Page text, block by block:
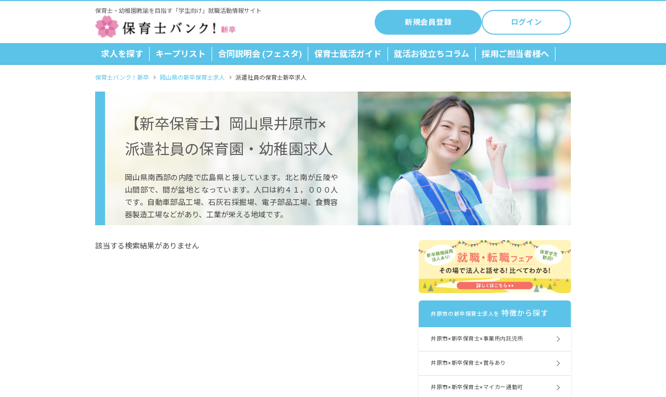
保育士・幼稚園教諭を目指す「学生向け」就職活動情報サイト
新規会員登録 ログイン
求人を探す キープリスト 合同説明会 (フェスタ) 保育士就活ガイド 就活お役立ちコラム 採用ご担当者様へ
保育士バンク！新卒 岡山県の新卒保育士求人 派遣社員の保育士新卒求人
【新卒保育士】岡山県井原市×
派遣社員の保育園・幼稚園求人
岡山県南西部の内陸で広島県と接しています。北と南が丘陵や
山間部で、間が盆地となっています。人口は約４１，０００人
です。自動車部品工場、石灰石採掘場、電子部品工場、食費容
器製造工場などがあり、工業が栄える地域です。
該当する検索結果がありません
井原市の新卒保育士求人を 特徴から探す
井原市×新卒保育士×事業所内託児所
井原市×新卒保育士×賞与あり
井原市×新卒保育士×マイカー通勤可